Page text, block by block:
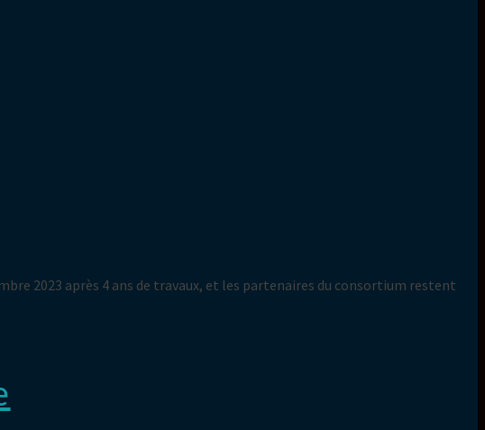
2023 après 4 ans de travaux, et les partenaires du consortium restent